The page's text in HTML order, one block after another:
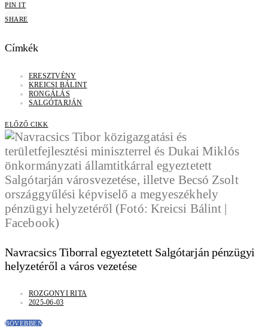
PIN IT
SHARE
Címkék
ERESZTVÉNY
KREICSI BÁLINT
RONGÁLÁS
SALGÓTARJÁN
ELŐZŐ CIKK
Navracsics Tiborral egyeztetett Salgótarján pénzügyi
helyzetéről a város vezetése
ROZGONYI RITA
2025-06-03
BŐVEBBEN